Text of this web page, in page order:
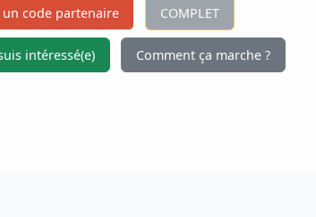
un code partenaire COMPLET
intéressé(e) Comment ça marche ?